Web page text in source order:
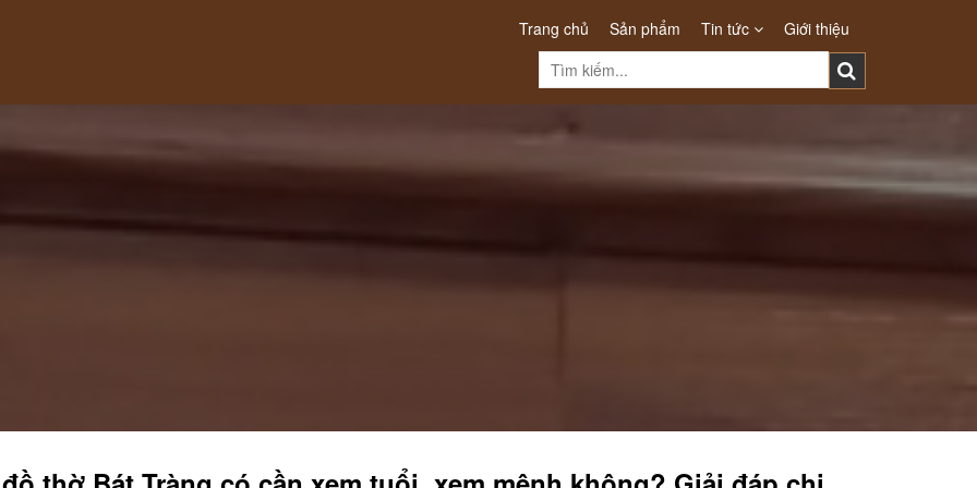
Trang chủ Sản phẩm Tin tức Giới thiệu